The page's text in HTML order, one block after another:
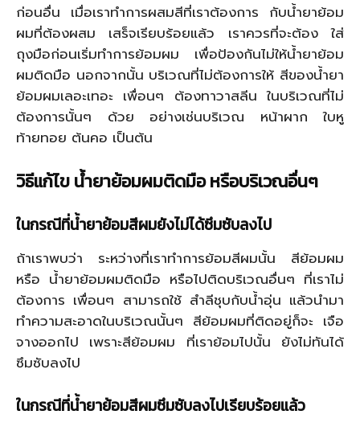
ก่อนอื่น เมื่อเราทำการผสมสีที่เราต้องการ กับน้ำยาย้อม
ผมที่ต้องผสม เสร็จเรียบร้อยแล้ว เราควรที่จะต้อง ใส่
ถุงมือก่อนเริ่มทำการย้อมผม เพื่อป้องกันไม่ให้น้ำยาย้อม
ผมติดมือ นอกจากนั้น บริเวณที่ไม่ต้องการให้ สีของน้ำยา
ย้อมผมเลอะเทอะ เพื่อนๆ ต้องทาวาสลีน ในบริเวณที่ไม่
ต้องการนั้นๆ ด้วย อย่างเช่นบริเวณ หน้าผาก ใบหู
ท้ายทอย ต้นคอ เป็นต้น
วิธีแก้ไข น้ำยาย้อมผมติดมือ หรือบริเวณอื่นๆ
ในกรณีที่น้ำยาย้อมสีผมยังไม่ได้ซึมซับลงไป
ถ้าเราพบว่า ระหว่างที่เราทำการย้อมสีผมนั้น สีย้อมผม
หรือ น้ำยาย้อมผมติดมือ หรือไปติดบริเวณอื่นๆ ที่เราไม่
ต้องการ เพื่อนๆ สามารถใช้ สำลีชุบกับน้ำอุ่น แล้วนำมา
ทำความสะอาดในบริเวณนั้นๆ สีย้อมผมที่ติดอยู่ก็จะ เจือ
จางออกไป เพราะสีย้อมผม ที่เราย้อมไปนั้น ยังไม่ทันได้
ซึมซับลงไป
ในกรณีที่น้ำยาย้อมสีผมซึมซับลงไปเรียบร้อยแล้ว